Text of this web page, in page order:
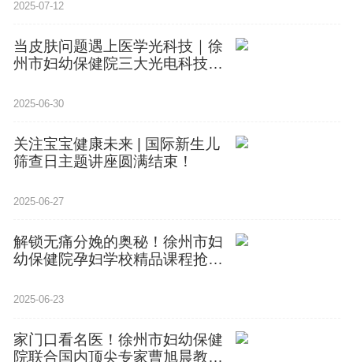
2025-07-12
当皮肤问题遇上医学光科技｜徐
州市妇幼保健院三大光电科技全
2025-06-30
关注宝宝健康未来 | 国际新生儿
筛查日主题讲座圆满结束！
2025-06-27
解锁无痛分娩的奥秘！徐州市妇
幼保健院孕妇学校精品课程抢先
2025-06-23
家门口看名医！徐州市妇幼保健
院联合国内顶尖专家曹旭晨教授